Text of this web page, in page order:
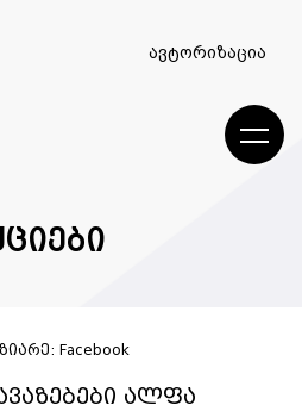
ავტორიზაცია
Facebook
ალფა